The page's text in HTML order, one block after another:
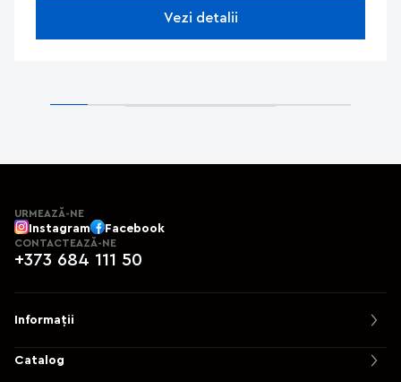
Vezi detalii
URMEAZĂ-NE
Instagram Facebook
CONTACTEAZĂ-NE
+373 684 111 50
Informații
Catalog